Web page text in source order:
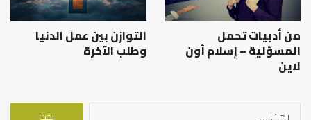
من أدبيات تحمل
المسؤلية – إسلام أون
لاين
التوازن بين عمل الدنيا
وطلب الآخرة
البحث